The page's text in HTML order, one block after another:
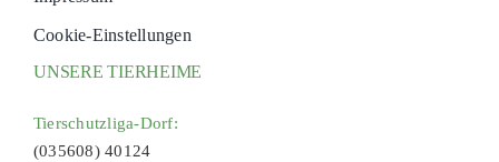
Cookie-Einstellungen
UNSERE TIERHEIME
Tierschutzliga-Dorf:
(035608) 40124